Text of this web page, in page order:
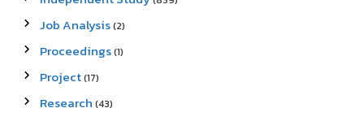
Job Analysis(2)
Proceedings(1)
Project(17)
Research (43)